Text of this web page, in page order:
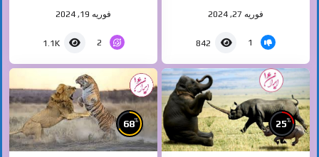
فوریه 27, 2024
1
842
فوریه 19, 2024
2
1.1K
25%
68%